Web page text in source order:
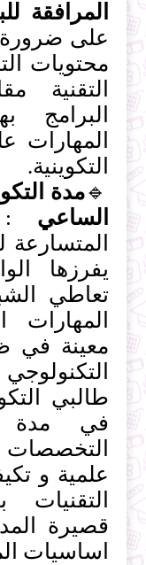
المرافقة
على ضرورة
محتويات
التقنية
البرامج
التكوينية.
🔹مدة
الساعي :
يفرزها
تعاطي
معينة في
طالبي
في مدة
علمية و
قصيرة
اساسيات